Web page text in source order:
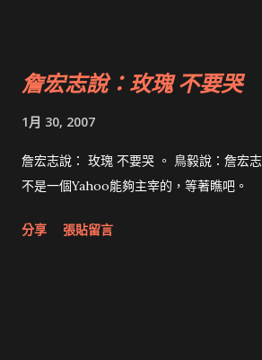
在下相近，又一樣好色，讀起來分外有共嗚
木 或 同人 的Blog吧。
詹宏志說：玫瑰 不要哭
1月 30, 2007
詹宏志說： 玫瑰 不要哭 。 鳥毅說：詹宏
不是一個Yahoo能夠主宰的，等著瞧吧。
分享 張貼留言